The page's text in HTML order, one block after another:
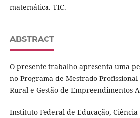
matemática. TIC.
ABSTRACT
O presente trabalho apresenta uma
no Programa de Mestrado
Rural e Gestão de Empreendimentos
Instituto Federal de Educação, Ciência